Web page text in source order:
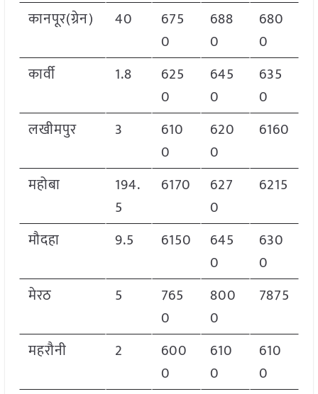
कानपूर(ग्रेन)
40
675
0
688
0
680
0
कार्वी
1.8
625
0
645
0
635
0
लखीमपुर
3
610
0
620
0
6160
महोबा
194.
5
6170
627
0
6215
मौदहा 9.5 6150
645
0
630
0
मेरठ
5
765
0
800
0
7875
महरौनी 2
600
0
610
0
610
0